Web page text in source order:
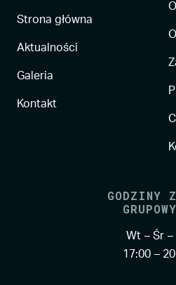
Strona główna
Aktualności
Galeria
Kontakt
GODZINY
Wt – Śr –
17:00 –